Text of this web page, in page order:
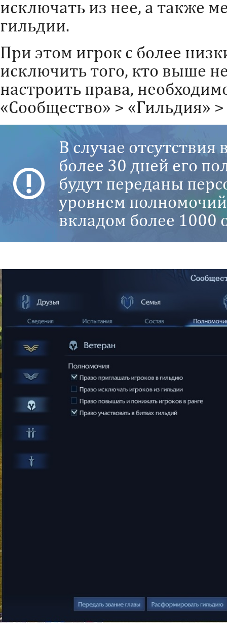
исключать из нее, а также
гильдии.
При этом игрок с более
исключить того, кто выше
настроить права,
«Сообщество» > «Гильдия»
В случае отсутствия
более 30 дней его
будут переданы
уровнем
вкладом более 1000